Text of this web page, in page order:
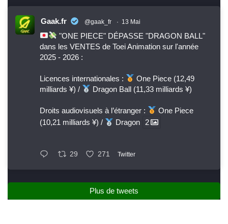
Gaak.fr @gaak_fr · 13 Mai
"ONE PIECE" DÉPASSE "DRAGON BALL"
dans les VENTES de Toei Animation sur l'année
2025 - 2026 :
Licences internationales :
One Piece (12,49
milliards ¥) /
Dragon Ball (11,33 milliards ¥)
Droits audiovisuels à l’étranger :
One Piece
(10,21 milliards ¥) /
Dragon 2
29 271 Twitter
Plus de tweets